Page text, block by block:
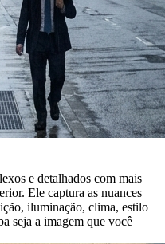
e detalhados com mais
Ele captura as nuances
iluminação, clima, estilo
seja a imagem que você